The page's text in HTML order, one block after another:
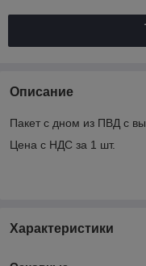
Описание
Пакет с дном из ПВД с
Цена с НДС за 1 шт.
Характеристики